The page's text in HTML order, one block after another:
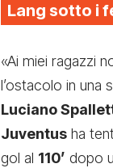
Lang sotto i
«Ai miei ragazzi
l’ostacolo in una
Luciano
Juventus ha
gol al 110’ dopo